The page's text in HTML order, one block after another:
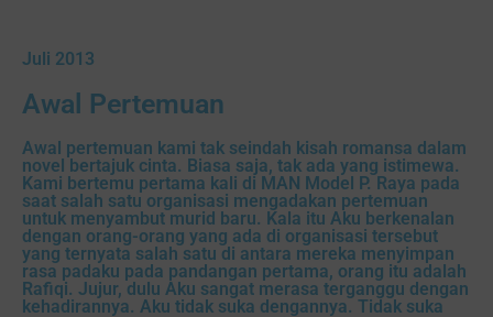
Juli 2013
Awal Pertemuan
Awal pertemuan kami tak seindah kisah romansa dalam
novel bertajuk cinta. Biasa saja, tak ada yang istimewa.
Kami bertemu pertama kali di MAN Model P. Raya pada
saat salah satu organisasi mengadakan pertemuan
untuk menyambut murid baru. Kala itu Aku berkenalan
dengan orang-orang yang ada di organisasi tersebut
yang ternyata salah satu di antara mereka menyimpan
rasa padaku pada pandangan pertama, orang itu adalah
Rafiqi. Jujur, dulu Aku sangat merasa terganggu dengan
kehadirannya. Aku tidak suka dengannya. Tidak suka